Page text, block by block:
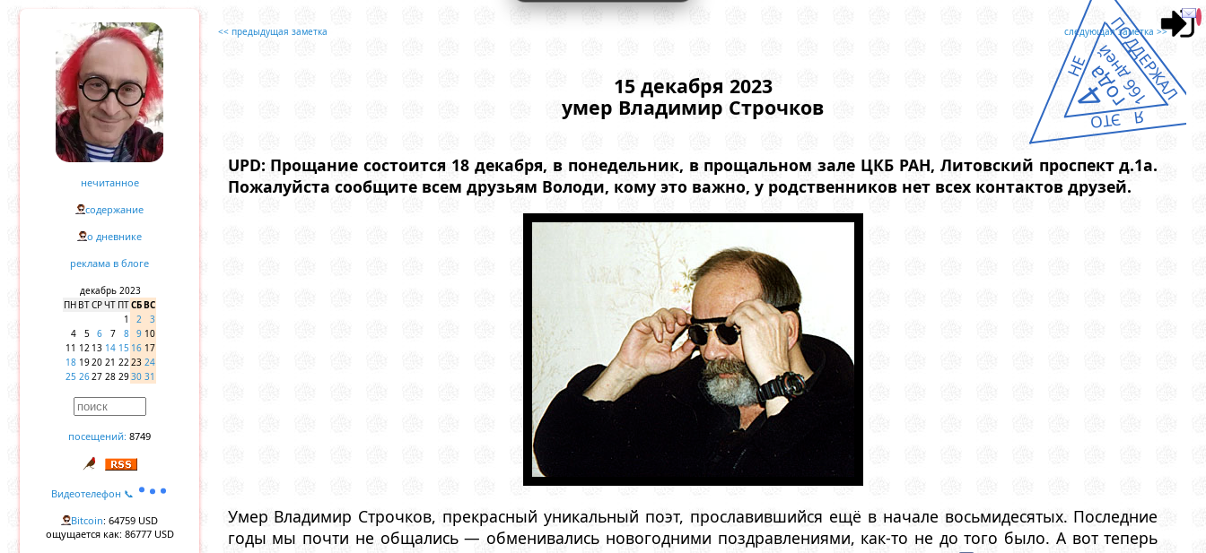
нечитанное
содержание
о дневнике
реклама в блоге
декабрь 2023
ПН ВТСРЧТ ПТСБВС
1
2
3
4
5 6 7 8 9 10
11 12 13 14 15 16 17
18 1920 21 2223 24
25 2627 28 2930 31
посещений: 8749
Видеотелефон 📞
Bitcoin: 64759 USD
ощущается как: 86777 USD
<< предыдущая заметка следующая заметка >>
15 декабря 2023
умер Владимир Строчков
UPD: Прощание состоится 18 декабря, в понедельник, в прощальном зале ЦКБ РАН, Литовский проспект д.1а.
Пожалуйста сообщите всем друзьям Володи, кому это важно, у родственников нет всех контактов друзей.
Умер Владимир Строчков, прекрасный уникальный поэт, прославившийся ещё в начале восьмидесятых. Последние
годы мы почти не общались — обменивались новогодними поздравлениями, как-то не до того было. А вот теперь
Я ЭТО
НЕ ПОДДЕРЖАЛ
4
года
166 дней